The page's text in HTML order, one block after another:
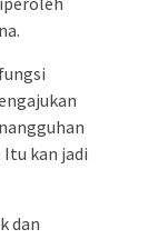
kan jadi
dan